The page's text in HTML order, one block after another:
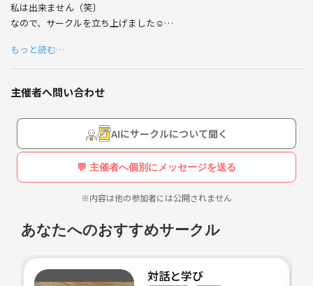
私は出来ません（笑〕
なので、サークルを立ち上げました☺️
一日1時間、2時間など、勉強やアウトプットする時間を設けました。
受験勉強や資格勉強やプレゼン練習に使って頂けるといいかなと思いま
す。
※勉強中は勧誘行為は禁止！
もっと読む…
主催者へ問い合わせ
AIにサークルについて聞く
💬 主催者へ個別にメッセージを送る
※内容は他の参加者には公開されません
あなたへのおすすめサークル
対話と学び